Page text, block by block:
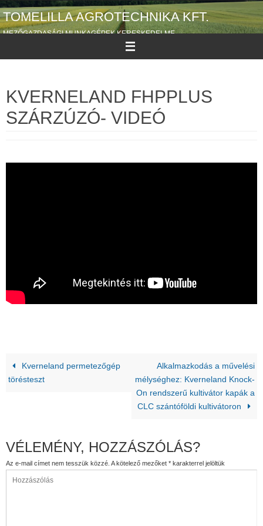
Megszakítás
TOMELILLA AGROTECHNIKA KFT.
MEZŐGAZDASÁGI MUNKAGÉPEK KERESKEDELME
KVERNELAND FHPPLUS
SZÁRZÚZÓ- VIDEÓ
Kverneland permetezőgép
törésteszt
Alkalmazkodás a művelési
mélységhez: Kverneland Knock-
On rendszerű kultivátor kapák a
CLC szántóföldi kultivátoron
VÉLEMÉNY, HOZZÁSZÓLÁS?
Az e-mail címet nem tesszük közzé. A kötelező mezőket * karakterrel jelöltük